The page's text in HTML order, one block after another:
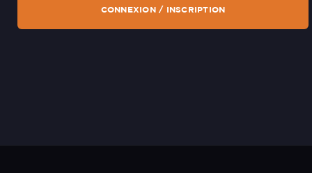
CONNEXION / INSCRIPTION